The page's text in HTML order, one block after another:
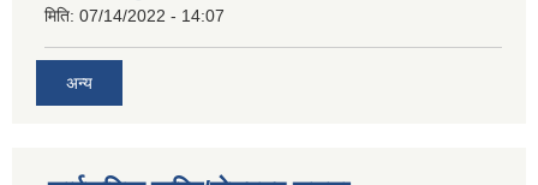
मिति: 07/14/2022 - 14:07
अन्य